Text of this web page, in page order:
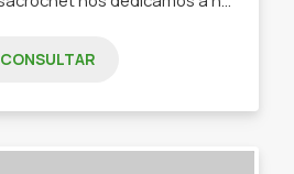
CONSULTAR